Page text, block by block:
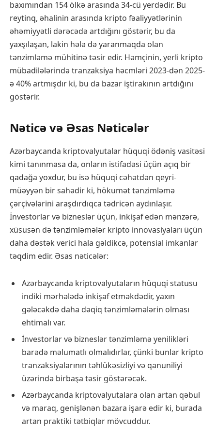
baxımından 154 ölkə arasında 34-cü yerdədir. Bu
reytinq, əhalinin arasında kripto fəaliyyətlərinin
əhəmiyyətli dərəcədə artdığını göstərir, bu da
yaxşılaşan, lakin hələ də yaranmaqda olan
tənzimləmə mühitinə təsir edir. Həmçinin, yerli kripto
mübadilələrində tranzaksiya həcmləri 2023-dən 2025-
ə 40% artmışdır ki, bu da bazar iştirakının artdığını
göstərir.
Nəticə və Əsas Nəticələr
Azərbaycanda kriptovalyutalar hüquqi ödəniş vasitəsi
kimi tanınmasa da, onların istifadəsi üçün açıq bir
qadağa yoxdur, bu isə hüquqi cəhətdən qeyri-
müəyyən bir sahədir ki, hökumət tənzimləmə
çərçivələrini araşdırdıqca tədricən aydınlaşır.
İnvestorlar və bizneslər üçün, inkişaf edən mənzərə,
xüsusən də tənzimləmələr kripto innovasiyaları üçün
daha dəstək verici hala gəldikcə, potensial imkanlar
təqdim edir. Əsas nəticələr:
Azərbaycanda kriptovalyutaların hüquqi statusu
indiki mərhələdə inkişaf etməkdədir, yaxın
gələcəkdə daha dəqiq tənzimləmələrin olması
ehtimalı var.
İnvestorlar və bizneslər tənzimləmə yenilikləri
barədə məlumatlı olmalıdırlar, çünki bunlar kripto
tranzaksiyalarının təhlükəsizliyi və qanuniliyi
üzərində birbaşa təsir göstərəcək.
Azərbaycanda kriptovalyutalara olan artan qəbul
və maraq, genişlənən bazara işarə edir ki, burada
artan praktiki tətbiqlər mövcuddur.